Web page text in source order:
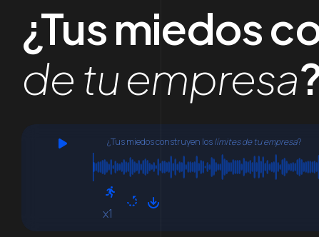
¿Tus miedos
de tu empresa
¿Tus miedos construyen loslímites de tu empresa?
x1